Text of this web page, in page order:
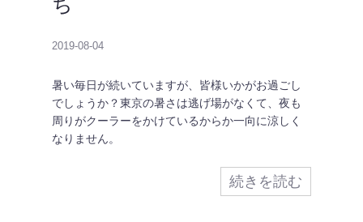
2019-08-04
暑い毎日が続いていますが、皆様いかがお過ごし
でしょうか？東京の暑さは逃げ場がなくて、夜も
周りがクーラーをかけているからか一向に涼しく
なりません。
続きを読む